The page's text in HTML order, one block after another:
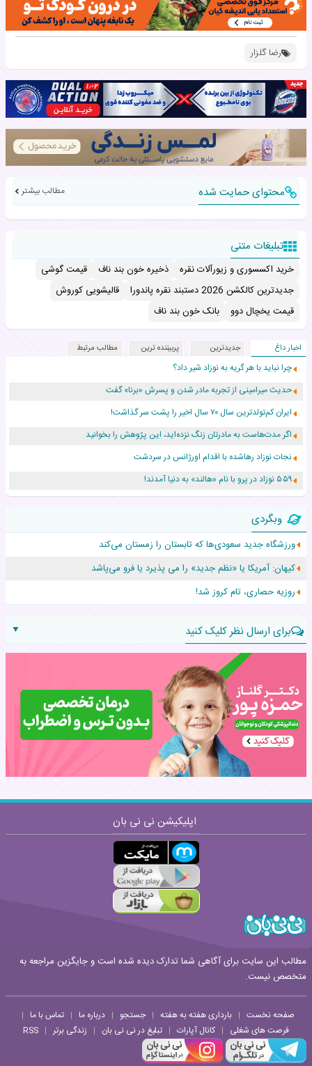
رضا گلزار
محتوای حمایت شده مطالب بیشتر
تبلیغات متنی
خرید اکسسوری و زیورآلات نقره ذخیره خون بند ناف
قیمت گوشی
جدیدترین کالکشن 2026 دستبند نقره پاندورا
قالیشویی کوروش
قیمت یخچال دوو
بانک خون بند ناف
اخبار داغ جدیدترین پربیننده ترین مطالب مرتبط
چرا نباید با هر گریه به نوزاد شیر داد؟
حدیث میرامینی از تجربه مادر شدن و پسرش «برنا» گفت
ایران کم‌تولدترین سال ۷۰ سال اخیر را پشت سر گذاشت!
اگر مدت‌هاست به مادرتان زنگ نزده‌اید، این پژوهش را بخوانید
نجات نوزاد رهاشده با اقدام اورژانس در سردشت
۵۵۹ نوزاد در پرو با نام «هالند» به دنیا آمدند!
زن ۲۴ ساله پس از درمان سرطان رحم، مادر شد
افزایش قد این دختر، چند میلیون دلار برای پدرش خرج داشته
حرکت غیرقانونی یک پرستار، جان دوقلوها را نجات داد!
عجیب‌ترین تولد در ۵/۵/۵ امسال که همه را شوکه کرد!
وبگردی
ورزشگاه جدید سعودی‌ها که تابستان را زمستان می‌کند
کیهان: آمریکا یا «نظم جدید» را می پذیرد یا فرو می‌پاشد
روزیه حصاری، تام کروز شد!
برای ارسال نظر کلیک کنید
▼
نام:
نظر:
اپلیکیشن نی نی بان
مطالب این سایت برای آگاهی شما تدارک دیده شده است و جایگزین مراجعه به
متخصص نیست.
صفحه نخست | بارداری هفته به هفته | جستجو | درباره ما | تماس با ما |
فرصت های شغلی | کانال آپارات | تبلیغ در نی نی بان | زندگی برتر |
RSS